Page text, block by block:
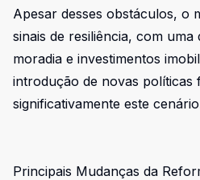
Apesar desses obstáculos, o
sinais de resiliência, com
moradia e investimentos
introdução de novas políticas
significativamente este
Principais Mudanças da